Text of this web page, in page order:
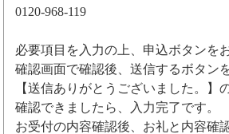
0120-968-119
必要項目を入力の上、申込ボタンを
確認画面で確認後、送信するボタン
【送信ありがとうございました。】
確認できましたら、入力完了です。
お受付の内容確認後、お礼と内容確